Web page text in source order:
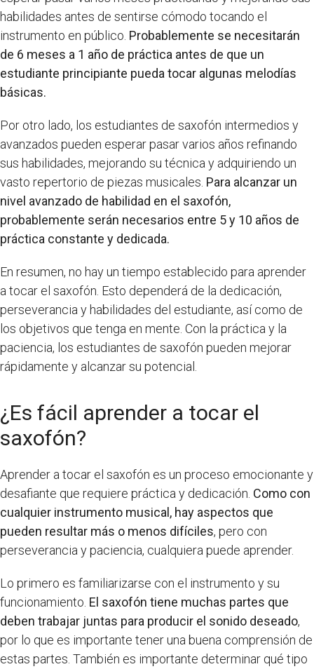
habilidades antes de sentirse cómodo tocando el
instrumento en público. Probablemente se necesitarán
de 6 meses a 1 año de práctica antes de que un
estudiante principiante pueda tocar algunas melodías
básicas.
Por otro lado, los estudiantes de saxofón intermedios y
avanzados pueden esperar pasar varios años refinando
sus habilidades, mejorando su técnica y adquiriendo un
vasto repertorio de piezas musicales. Para alcanzar un
nivel avanzado de habilidad en el saxofón,
probablemente serán necesarios entre 5 y 10 años de
práctica constante y dedicada.
En resumen, no hay un tiempo establecido para aprender
a tocar el saxofón. Esto dependerá de la dedicación,
perseverancia y habilidades del estudiante, así como de
los objetivos que tenga en mente. Con la práctica y la
paciencia, los estudiantes de saxofón pueden mejorar
rápidamente y alcanzar su potencial.
¿Es fácil aprender a tocar el
saxofón?
Aprender a tocar el saxofón es un proceso emocionante y
desafiante que requiere práctica y dedicación. Como con
cualquier instrumento musical, hay aspectos que
pueden resultar más o menos difíciles, pero con
perseverancia y paciencia, cualquiera puede aprender.
Lo primero es familiarizarse con el instrumento y su
funcionamiento. El saxofón tiene muchas partes que
deben trabajar juntas para producir el sonido deseado,
por lo que es importante tener una buena comprensión de
estas partes. También es importante determinar qué tipo